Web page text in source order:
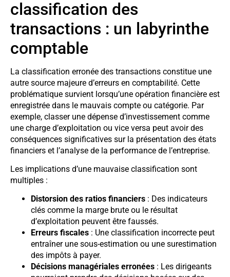
classification des
transactions : un labyrinthe
comptable
La classification erronée des transactions constitue une
autre source majeure d’erreurs en comptabilité. Cette
problématique survient lorsqu’une opération financière est
enregistrée dans le mauvais compte ou catégorie. Par
exemple, classer une dépense d’investissement comme
une charge d’exploitation ou vice versa peut avoir des
conséquences significatives sur la présentation des états
financiers et l’analyse de la performance de l’entreprise.
Les implications d’une mauvaise classification sont
multiples :
Distorsion des ratios financiers : Des indicateurs
clés comme la marge brute ou le résultat
d’exploitation peuvent être faussés.
Erreurs fiscales : Une classification incorrecte peut
entraîner une sous-estimation ou une surestimation
des impôts à payer.
Décisions managériales erronées : Les dirigeants